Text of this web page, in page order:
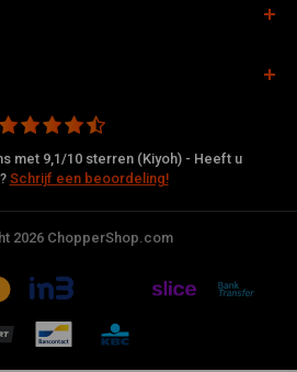
met 9,1/10 sterren (Kiyoh) - Heeft u
Schrijf een beoordeling!
2026 ChopperShop.com